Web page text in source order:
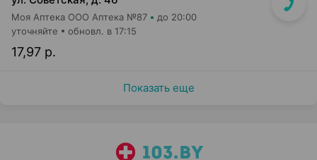
Моя Аптека ООО Аптека №87 до 20:00
17,97 р.
уточняйте обновл. в 17:15
Показать еще